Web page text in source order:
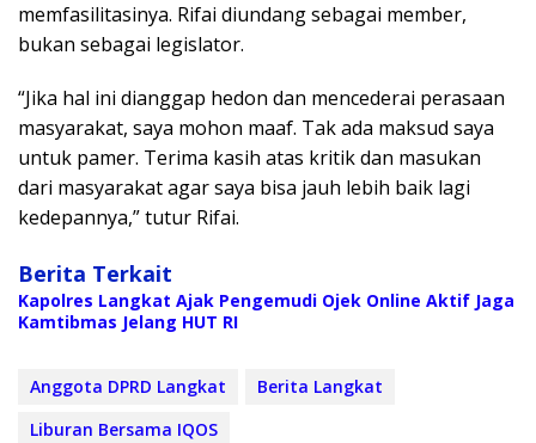
memfasilitasinya. Rifai diundang sebagai member,
bukan sebagai legislator.
“Jika hal ini dianggap hedon dan mencederai perasaan
masyarakat, saya mohon maaf. Tak ada maksud saya
untuk pamer. Terima kasih atas kritik dan masukan
dari masyarakat agar saya bisa jauh lebih baik lagi
kedepannya,” tutur Rifai.
Berita Terkait
Kapolres Langkat Ajak Pengemudi Ojek Online Aktif Jaga
Kamtibmas Jelang HUT RI
Anggota DPRD Langkat
Berita Langkat
Liburan Bersama IQOS